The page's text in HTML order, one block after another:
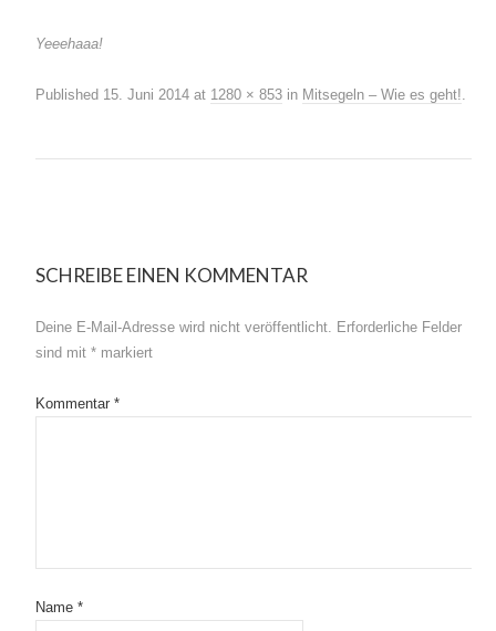
Yeeehaaa!
Published 15. Juni 2014 at 1280 × 853 in Mitsegeln – Wie es geht!.
SCHREIBE EINEN KOMMENTAR
Deine E-Mail-Adresse wird nicht veröffentlicht. Erforderliche Felder
sind mit* markiert
Kommentar*
Name*